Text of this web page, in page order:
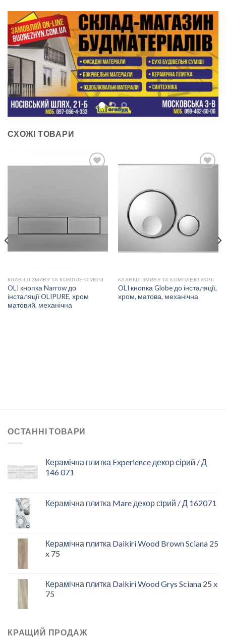
СХОЖІ ТОВАРИ
КЛАВІШІ ЗМИВУ ТА КОМПЛЕКТУЮЧІ
OLI кнопка Narrow до
інсталяції OLIPURE, хром
матовий, механічна
БАЖАНЬ
КЛАВІШІ ЗМИВУ ТА КОМПЛЕКТУЮЧІ
OLI кнопка Globe до інсталяції,
хром, матова, механічна
ОСТАННІ ТОВАРИ
Керамічна плитка Experience декор сірий / Д
146 071
Керамічна плитка Mare декор сiрий / Д 162071
Керамічна плитка Daikiri Wood Brown Sciana 25
x 75
Керамічна плитка Daikiri Wood Grys Sciana 25 x
75
КРАЩИЙ ПРОДАЖ